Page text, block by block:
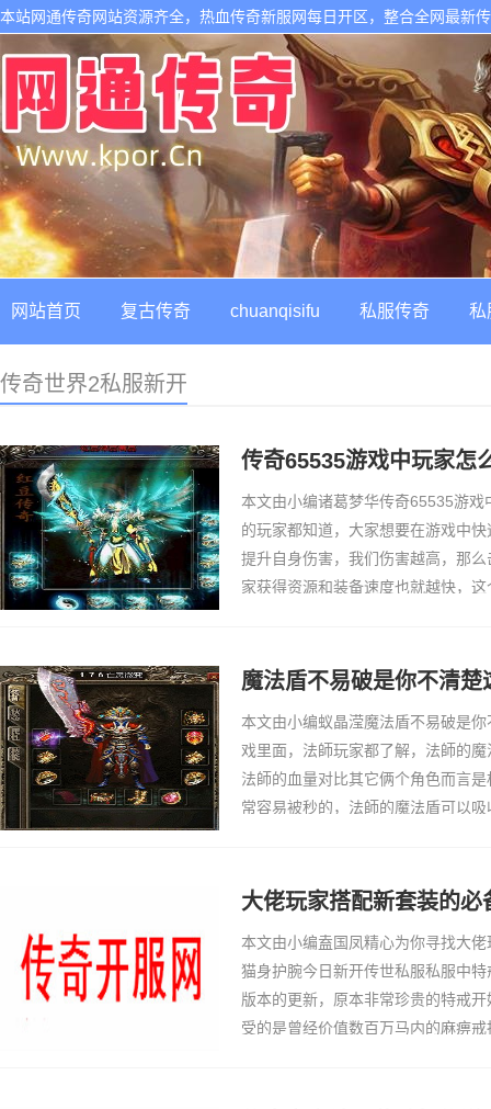
本站网通传奇网站资源齐全，热血传奇新服网每日开区，整合全网最新
网站首页 复古传奇 chuanqisifu 私服传奇 私
传奇世界2私服新开
传奇65535游戏中玩家怎
本文由小编诸葛梦华传奇65535游
的玩家都知道，大家想要在游戏中
提升自身伤害，我们伤害越高，那
家获得资源和装备速度也就越快，
魔法盾不易破是你不清楚
本文由小编蚁晶滢魔法盾不易破是
戏里面，法師玩家都了解，法師的
法師的血量对比其它俩个角色而言
常容易被秒的，法師的魔法盾可以
大佬玩家搭配新套装的
本文由小编盍国凤精心为你寻找大
猫身护腕今日新开传世私服私服中
版本的更新，原本非常珍贵的特戒
受的是曾经价值数百万马内的麻痹